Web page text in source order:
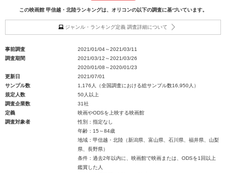
この映画館 甲信越・北陸ランキングは、オリコンの以下の調査に基づいています。
ジャンル・ランキング定義 調査詳細について
事前調査
2021/01/04～2021/03/11
調査期間
2021/03/12～2021/03/26
2020/01/08～2020/01/23
更新日
2021/07/01
サンプル数
1,176人（全国調査における総サンプル数16,950人）
規定人数
50人以上
調査企業数
31社
定義
映画やODSを上映する映画館
調査対象者
性別：指定なし
年齢：15～84歳
地域：甲信越・北陸（新潟県、富山県、石川県、福井県、山梨
県、長野県）
条件：過去2年以内に、映画館で映画または、ODSを1回以上
鑑賞した人